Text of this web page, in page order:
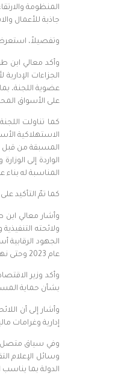
المنظومة
جاذبة للأعمال
وتفصيلاً، استعرضت اللجنة مستجدات
وأكد معالي ابن
الجزاءات
عضوية اللجنة،
على الأسواق
المسبقة من قبل
الواردة إلى
المناسبة له
كما تمّ التأكيد
وأشار معالي ابن
عام 2023 وحتى نهاية الربع الثالث.
وأكد وزير
بشأن حماية
إدارية وغرامات مالية،
وفي سياق متصل،
وسائل الإعلام
الدولة بما